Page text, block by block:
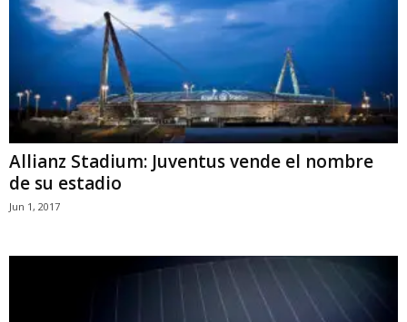
Allianz Stadium: Juventus vende el nombre
de su estadio
Jun 1, 2017